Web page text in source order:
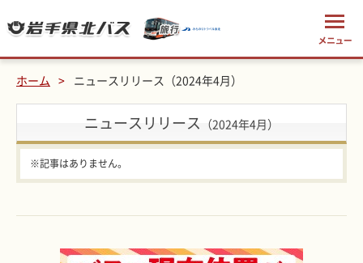
ホーム ニュースリリース（2024年4月）
ニュースリリース （2024年4月）
※記事はありません。